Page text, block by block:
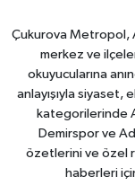
Çukurova Metropol,
merkez ve
okuyucularına
anlayışıyla siyaset,
kategorilerinde
Demirspor ve
özetlerini ve özel
haberleri